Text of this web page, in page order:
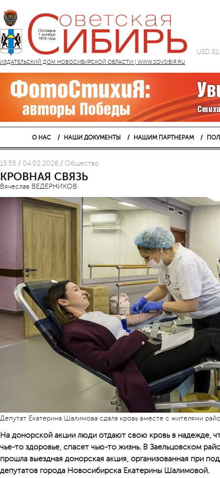
ИЗДАТЕЛЬСКИЙ ДОМ НОВОСИБИРСКОЙ ОБЛАСТИ | WWW.SOVSIBIR.RU
USD
О НАС НАШИ ДОКУМЕНТЫ НАШИМ ПАРТНЕРАМ
13:55 / 04.02.2026 / Общество
КРОВНАЯ СВЯЗЬ
Вячеслав ВЕДЕРНИКОВ
Депутат Екатерина Шалимова сдала кровь вместе с жителями
На донорской акции люди отдают свою кровь в надежде,
чье-то здоровье, спасет чью-то жизнь. В Заельцовском
прошла выездная донорская акция, организованная при
депутатов города Новосибирска Екатерины Шалимовой.